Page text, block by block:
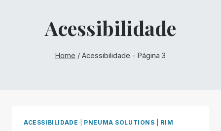
Acessibilidade
Home / Acessibilidade - Página 3
ACESSIBILIDADE PNEUMA SOLUTIONS RIM